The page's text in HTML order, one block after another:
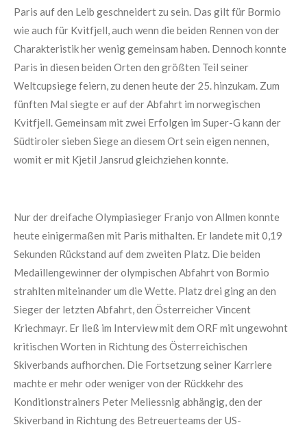
Paris auf den Leib geschneidert zu sein. Das gilt für Bormio
wie auch für Kvitfjell, auch wenn die beiden Rennen von der
Charakteristik her wenig gemeinsam haben. Dennoch konnte
Paris in diesen beiden Orten den größten Teil seiner
Weltcupsiege feiern, zu denen heute der 25. hinzukam. Zum
fünften Mal siegte er auf der Abfahrt im norwegischen
Kvitfjell. Gemeinsam mit zwei Erfolgen im Super-G kann der
Südtiroler sieben Siege an diesem Ort sein eigen nennen,
womit er mit Kjetil Jansrud gleichziehen konnte.
Nur der dreifache Olympiasieger Franjo von Allmen konnte
heute einigermaßen mit Paris mithalten. Er landete mit 0,19
Sekunden Rückstand auf dem zweiten Platz. Die beiden
Medaillengewinner der olympischen Abfahrt von Bormio
strahlten miteinander um die Wette. Platz drei ging an den
Sieger der letzten Abfahrt, den Österreicher Vincent
Kriechmayr. Er ließ im Interview mit dem ORF mit ungewohnt
kritischen Worten in Richtung des Österreichischen
Skiverbands aufhorchen. Die Fortsetzung seiner Karriere
machte er mehr oder weniger von der Rückkehr des
Konditionstrainers Peter Meliessnig abhängig, den der
Skiverband in Richtung des Betreuerteams der US-